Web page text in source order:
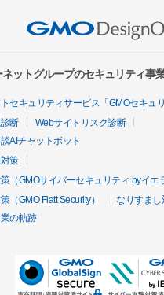
ットグループのセキュリティ事
セキュリティサービス「GMOセキュリ
断
Webサイトリスク診断
AIチャットボット
策
（GMOサイバーセキュリティ byイエ
（GMO Flatt Security）
なりすまし
の軌跡